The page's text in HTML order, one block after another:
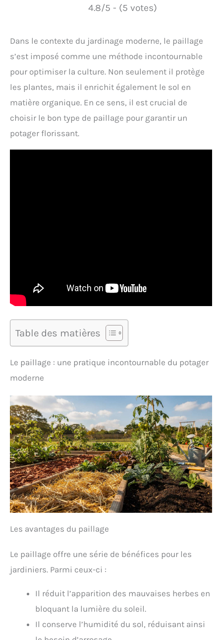
4.8/5 - (5 votes)
Dans le contexte du jardinage moderne, le paillage
s’est imposé comme une méthode incontournable
pour optimiser la culture. Non seulement il protège
les plantes, mais il enrichit également le sol en
matière organique. En ce sens, il est crucial de
choisir le bon type de paillage pour garantir un
potager florissant.
Table des matières
Le paillage : une pratique incontournable du potager
moderne
Les avantages du paillage
Le paillage offre une série de bénéfices pour les
jardiniers. Parmi ceux-ci :
Il réduit l’apparition des mauvaises herbes en
bloquant la lumière du soleil.
Il conserve l’humidité du sol, réduisant ainsi